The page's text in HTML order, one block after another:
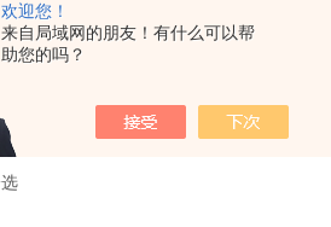
欢迎您！
来自局域网的朋友！有什么可以帮
助您的吗？
读数(300kΩ),0.02%±2读
300Ω/3kΩ/30kΩ/300kΩ/3.3MΩ
1℃